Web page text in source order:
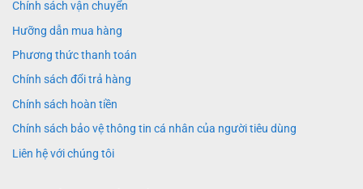
Chính sách vận chuyển
Hưỡng dẫn mua hàng
Phương thức thanh toán
Chính sách đổi trả hàng
Chính sách hoàn tiền
Chính sách bảo vệ thông tin cá nhân của người tiêu dùng
Liên hệ với chúng tôi